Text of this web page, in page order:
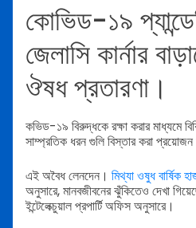
কোভিড-১৯
জেলাসি কার্নার
ঔষধ প্রতারণা।
কভিড-১৯ বিরুদ্ধকে রক্ষা করার মাধ্যমে
সাম্প্রতিক ধরন গুলি বিস্তার করা
এই অবৈধ লেনদেন। মিথ্যা ওষুধ বার্ষিক
অনুসারে, মানবজীবনের ঝুঁকিতেও দেখা
ইন্টেলেক্চুয়াল প্রপার্টি অফিস অনুসারে।